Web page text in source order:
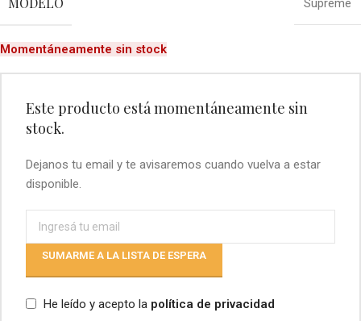
Supreme
Momentáneamente sin stock
Este producto está momentáneamente sin
stock.
Dejanos tu email y te avisaremos cuando vuelva a estar
disponible.
SUMARME A LA LISTA DE ESPERA
He leído y acepto la política de privacidad